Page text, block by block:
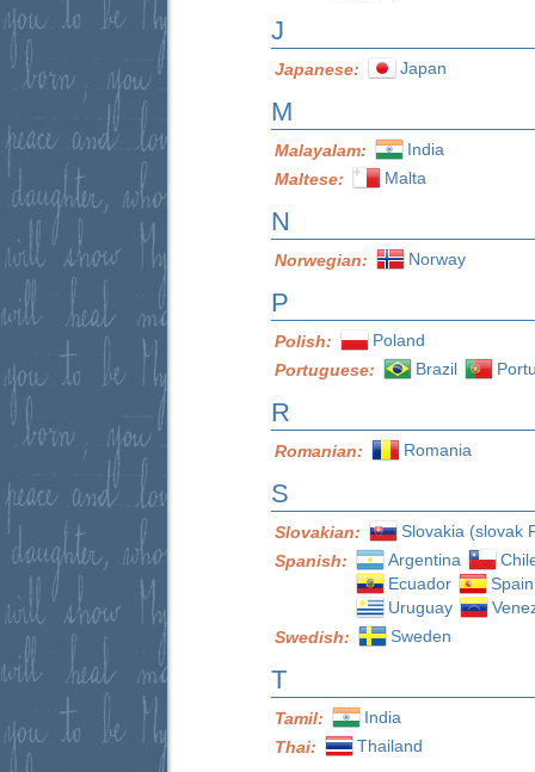
J
Japanese: Japan
M
Malayalam:
India
Maltese:
Malta
N
Norwegian: Norway
P
Polish:
Poland
Portuguese:
Brazil
R
Romanian: Romania
S
Slovakian:
Slovakia (slovak
Spanish:
Argentina
Ecuador
Spain
Uruguay
Swedish:
Sweden
T
Tamil:
India
Thai:
Thailand